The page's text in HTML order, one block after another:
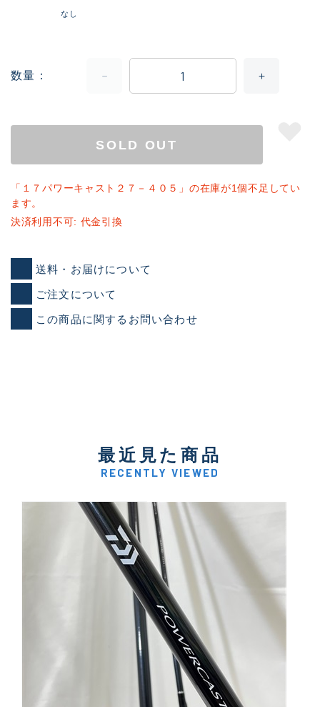
なし
数量
SOLD OUT
「１７パワーキャスト２７－４０５」の在庫が1個不足してい
ます。
決済利用不可: 代金引換
送料・お届けについて
ご注文について
この商品に関するお問い合わせ
最近見た商品
RECENTLY VIEWED